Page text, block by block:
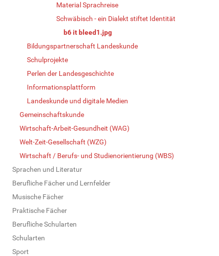
Material Sprachreise
Schwäbisch - ein Dialekt stiftet Identität
b6 it bleed1.jpg
Bildungspartnerschaft Landeskunde
Schulprojekte
Perlen der Landesgeschichte
Informationsplattform
Landeskunde und digitale Medien
Gemeinschaftskunde
Wirtschaft-Arbeit-Gesundheit (WAG)
Welt-Zeit-Gesellschaft (WZG)
Wirtschaft / Berufs- und Studienorientierung (WBS)
Sprachen und Literatur
Berufliche Fächer und Lernfelder
Musische Fächer
Praktische Fächer
Berufliche Schularten
Schularten
Sport